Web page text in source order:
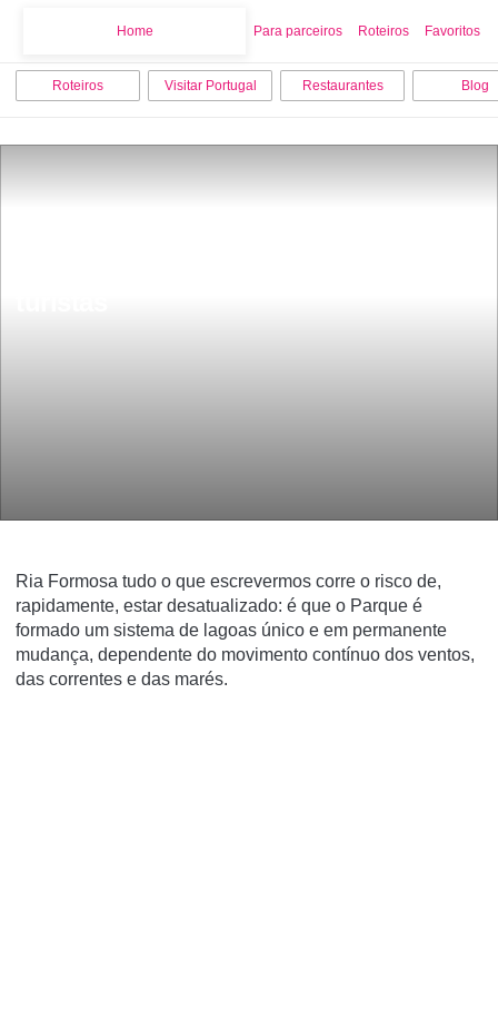
Home Para parceiros Roteiros Favoritos
Roteiros Visitar Portugal Restaurantes Blog
Ria Formosa tudo o que escrevermos corre o risco de,
rapidamente, estar desatualizado: é que o Parque é
formado um sistema de lagoas único e em permanente
mudança, dependente do movimento contínuo dos ventos,
das correntes e das marés.